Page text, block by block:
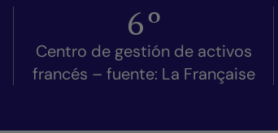
6º
Centro de gestión de activos
francés – fuente: La Française